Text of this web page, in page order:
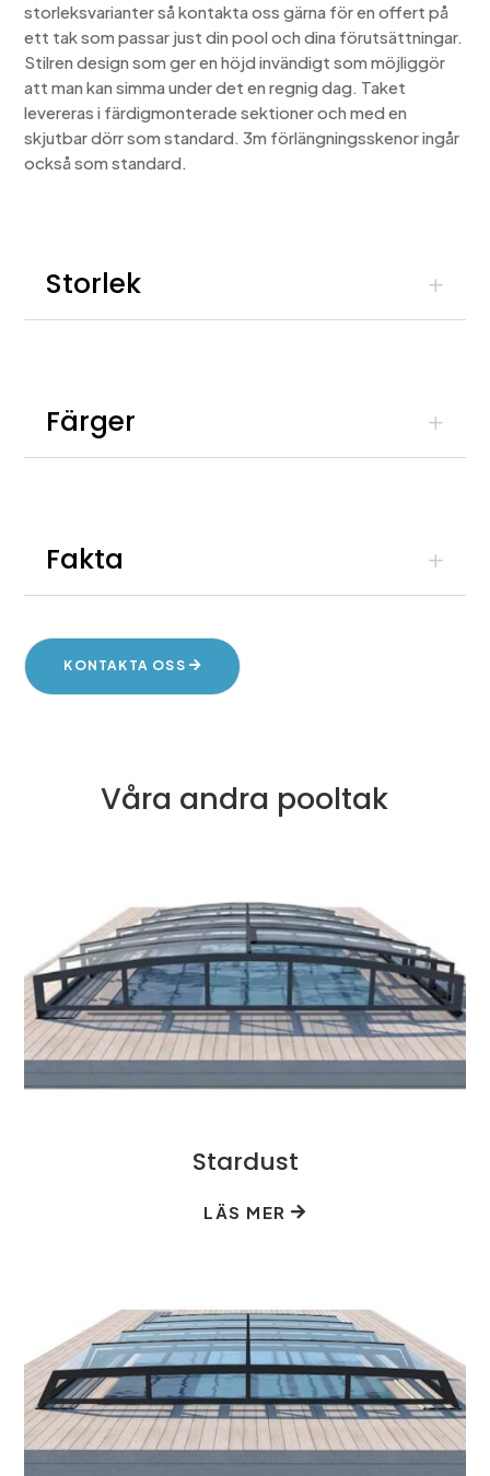
storleksvarianter så kontakta oss gärna för en offert på
ett tak som passar just din pool och dina förutsättningar.
Stilren design som ger en höjd invändigt som möjliggör
att man kan simma under det en regnig dag. Taket
levereras i färdigmonterade sektioner och med en
skjutbar dörr som standard. 3m förlängningsskenor ingår
också som standard.
Storlek
Färger
Fakta
KONTAKTA OSS
Våra andra pooltak
Stardust
LÄS MER